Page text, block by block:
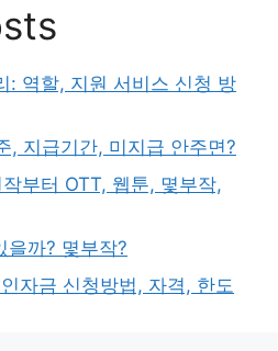
: 역할, 지원 서비스 신청 방
, 지급기간, 미지급 안주면?
부터 OTT, 웹툰, 몇부작,
을까? 몇부작?
자금 신청방법, 자격, 한도